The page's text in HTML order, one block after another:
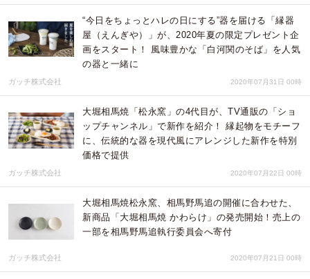
“今日をちょっとハレの日にする”器を届ける「縁器
屋（えんぎや）」が、2020年夏の限定プレゼント企
画をスタート！ 風味豊かな「白河関のそば」を人気
の器と一緒に
ガッチ株式会社 2020年07月31日 00時
大堀相馬焼「松永窯」の4代目が、TV通販の「ショ
ップチャンネル」で新作を紹介！ 縁起物をモチーフ
に、伝統的な器を現代風にアレンジした新作を特別
価格で提供
ガッチ株式会社 2020年07月22日 00時
大堀相馬焼松永窯、相馬野馬追の開催に合わせた、
新商品「大堀相馬焼 かわらけ」の発売開始！売上の
一部を相馬野馬追執行委員会へ寄付
ガッチ株式会社 2020年07月21日 00時